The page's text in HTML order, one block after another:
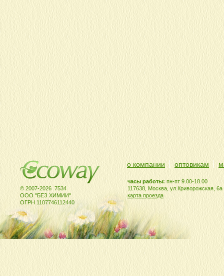
© 2007-2026 7534
ООО "БЕЗ ХИМИИ"
ОГРН 1107746112440
часы работы: пн-пт 9.00-18.00
117638, Москва, ул.Криворожская, 6а
карта проезда
о компании оптовикам